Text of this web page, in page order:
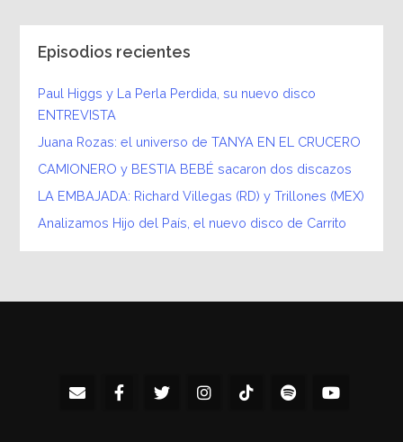
Episodios recientes
Paul Higgs y La Perla Perdida, su nuevo disco
ENTREVISTA
Juana Rozas: el universo de TANYA EN EL CRUCERO
CAMIONERO y BESTIA BEBÉ sacaron dos discazos
LA EMBAJADA: Richard Villegas (RD) y Trillones (MEX)
Analizamos Hijo del País, el nuevo disco de Carrito